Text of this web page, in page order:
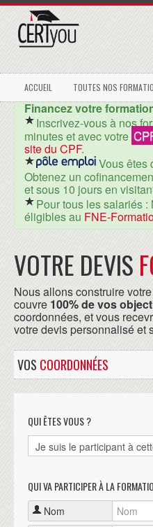
ACCUEIL TOUTES NOS
Financez votre
Inscrivez-vous à nos
minutes et avec votre
site du CPF.
Vous êtes
Obtenez un
et sous 10 jours en
Pour tous les salariés
éligibles au FNE-
VOTRE DEVIS
Nous allons construire
couvre 100% de vos
coordonnées, et vous
votre devis personnalisé et
VOS COORDONNÉES
QUI ÊTES VOUS ?
QUI VA PARTICIPER À LA
Nom